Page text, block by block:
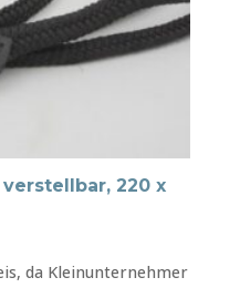
220 x
da Kleinunternehmer